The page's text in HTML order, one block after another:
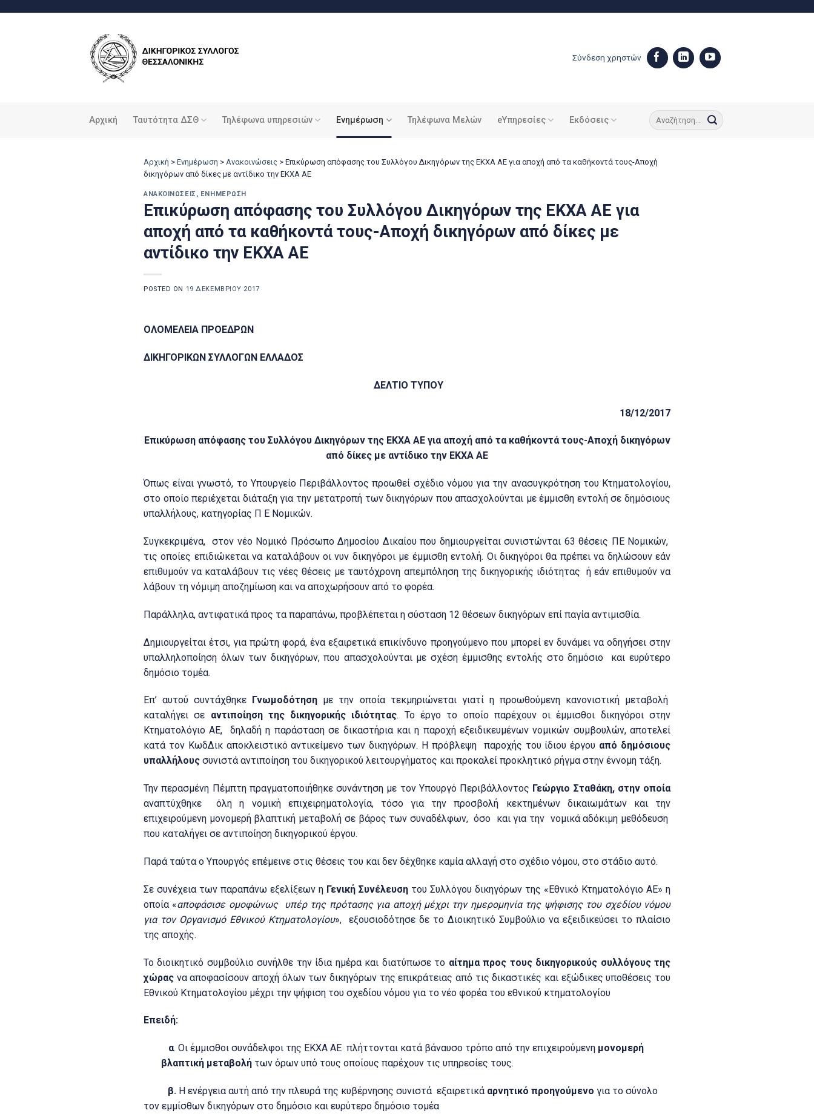
Σύνδεση χρηστών
Αρχική Ταυτότητα ΔΣΘ Τηλέφωνα υπηρεσιών Ενημέρωση Τηλέφωνα Μελών eΥπηρεσίες Εκδόσεις
Αρχική > Ενημέρωση > Ανακοινώσεις > Επικύρωση απόφασης του Συλλόγου Δικηγόρων της ΕΚΧΑ ΑΕ για αποχή από τα καθήκοντά τους-Αποχή
δικηγόρων από δίκες με αντίδικο την ΕΚΧΑ ΑΕ
ΑΝΑΚΟΙΝΏΣΕΙΣ , ΕΝΗΜΈΡΩΣΗ
Επικύρωση απόφασης του Συλλόγου Δικηγόρων της ΕΚΧΑ ΑΕ για
αποχή από τα καθήκοντά τους-Αποχή δικηγόρων από δίκες με
αντίδικο την ΕΚΧΑ ΑΕ
POSTED ON 19 ΔΕΚΕΜΒΡΊΟΥ 2017
ΟΛΟΜΕΛΕΙΑ ΠΡΟΕΔΡΩΝ
ΔΙΚΗΓΟΡΙΚΩΝ ΣΥΛΛΟΓΩΝ ΕΛΛΑΔΟΣ
ΔΕΛΤΙΟ ΤΥΠΟΥ
18/12/2017
Επικύρωση απόφασης του Συλλόγου Δικηγόρων της ΕΚΧΑ ΑΕ για αποχή από τα καθήκοντά τους-Αποχή δικηγόρων
από δίκες με αντίδικο την ΕΚΧΑ ΑΕ
Όπως είναι γνωστό, το Υπουργείο Περιβάλλοντος προωθεί σχέδιο νόμου για την ανασυγκρότηση του Κτηματολογίου,
στο οποίο περιέχεται διάταξη για την μετατροπή των δικηγόρων που απασχολούνται με έμμισθη εντολή σε δημόσιους
υπαλλήλους, κατηγορίας Π Ε Νομικών.
Συγκεκριμένα, στον νέο Νομικό Πρόσωπο Δημοσίου Δικαίου που δημιουργείται συνιστώνται 63 θέσεις ΠΕ Νομικών,
τις οποίες επιδιώκεται να καταλάβουν οι νυν δικηγόροι με έμμισθη εντολή. Οι δικηγόροι θα πρέπει να δηλώσουν εάν
επιθυμούν να καταλάβουν τις νέες θέσεις με ταυτόχρονη απεμπόληση της δικηγορικής ιδιότητας ή εάν επιθυμούν να
λάβουν τη νόμιμη αποζημίωση και να αποχωρήσουν από το φορέα.
Παράλληλα, αντιφατικά προς τα παραπάνω, προβλέπεται η σύσταση 12 θέσεων δικηγόρων επί παγία αντιμισθία.
Δημιουργείται έτσι, για πρώτη φορά, ένα εξαιρετικά επικίνδυνο προηγούμενο που μπορεί εν δυνάμει να οδηγήσει στην
υπαλληλοποίηση όλων των δικηγόρων, που απασχολούνται με σχέση έμμισθης εντολής στο δημόσιο και ευρύτερο
δημόσιο τομέα.
Επ’ αυτού συντάχθηκε Γνωμοδότηση με την οποία τεκμηριώνεται γιατί η προωθούμενη κανονιστική μεταβολή
καταλήγει σε αντιποίηση της δικηγορικής ιδιότητας. Το έργο το οποίο παρέχουν οι έμμισθοι δικηγόροι στην
Κτηματολόγιο ΑΕ, δηλαδή η παράσταση σε δικαστήρια και η παροχή εξειδικευμένων νομικών συμβουλών, αποτελεί
κατά τον ΚωδΔικ αποκλειστικό αντικείμενο των δικηγόρων. Η πρόβλεψη παροχής του ίδιου έργου από δημόσιους
υπαλλήλους συνιστά αντιποίηση του δικηγορικού λειτουργήματος και προκαλεί προκλητικό ρήγμα στην έννομη τάξη.
Την περασμένη Πέμπτη πραγματοποιήθηκε συνάντηση με τον Υπουργό Περιβάλλοντος Γεώργιο Σταθάκη, στην οποία
αναπτύχθηκε όλη η νομική επιχειρηματολογία, τόσο για την προσβολή κεκτημένων δικαιωμάτων και την
επιχειρούμενη μονομερή βλαπτική μεταβολή σε βάρος των συναδέλφων, όσο και για την νομικά αδόκιμη μεθόδευση
που καταλήγει σε αντιποίηση δικηγορικού έργου.
Παρά ταύτα ο Υπουργός επέμεινε στις θέσεις του και δεν δέχθηκε καμία αλλαγή στο σχέδιο νόμου, στο στάδιο αυτό.
Σε συνέχεια των παραπάνω εξελίξεων η Γενική Συνέλευση του Συλλόγου δικηγόρων της «Εθνικό Κτηματολόγιο ΑΕ» η
οποία «αποφάσισε ομοφώνως υπέρ της πρότασης για αποχή μέχρι την ημερομηνία της ψήφισης του σχεδίου νόμου
για τον Οργανισμό Εθνικού Κτηματολογίου», εξουσιοδότησε δε το Διοικητικό Συμβούλιο να εξειδικεύσει το πλαίσιο
της αποχής.
Το διοικητικό συμβούλιο συνήλθε την ίδια ημέρα και διατύπωσε το αίτημα προς τους δικηγορικούς συλλόγους της
χώρας να αποφασίσουν αποχή όλων των δικηγόρων της επικράτειας από τις δικαστικές και εξώδικες υποθέσεις του
Εθνικού Κτηματολογίου μέχρι την ψήφιση του σχεδίου νόμου για το νέο φορέα του εθνικού κτηματολογίου
Επειδή:
α. Οι έμμισθοι συνάδελφοι της ΕΚΧΑ ΑΕ πλήττονται κατά βάναυσο τρόπο από την επιχειρούμενη μονομερή
βλαπτική μεταβολήτων όρων υπό τους οποίους παρέχουν τις υπηρεσίες τους.
β. Η ενέργεια αυτή από την πλευρά της κυβέρνησης συνιστά εξαιρετικά αρνητικό προηγούμενο για το σύνολο
τον εμμίσθων δικηγόρων στο δημόσιο και ευρύτερο δημόσιο τομέα